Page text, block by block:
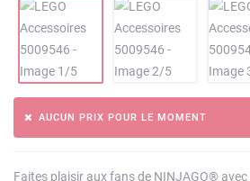
AUCUN PRIX POUR LE MOMENT
Faites plaisir aux fans de NINJAGO®